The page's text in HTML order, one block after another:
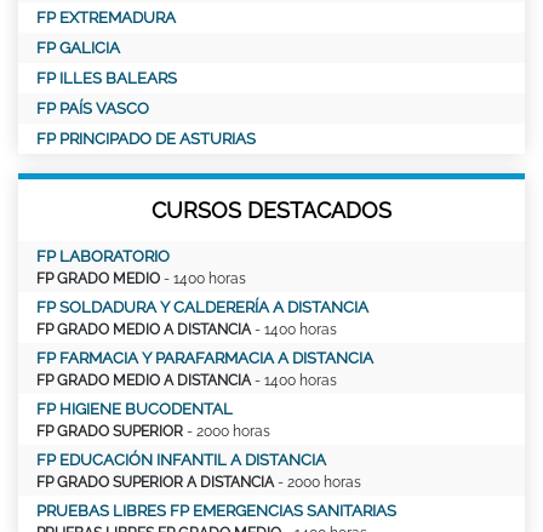
FP EXTREMADURA
FP GALICIA
FP ILLES BALEARS
FP PAÍS VASCO
FP PRINCIPADO DE ASTURIAS
CURSOS DESTACADOS
FP LABORATORIO
FP GRADO MEDIO - 1400 horas
FP SOLDADURA Y CALDERERÍA A DISTANCIA
FP GRADO MEDIO A DISTANCIA - 1400 horas
FP FARMACIA Y PARAFARMACIA A DISTANCIA
FP GRADO MEDIO A DISTANCIA - 1400 horas
FP HIGIENE BUCODENTAL
FP GRADO SUPERIOR - 2000 horas
FP EDUCACIÓN INFANTIL A DISTANCIA
FP GRADO SUPERIOR A DISTANCIA - 2000 horas
PRUEBAS LIBRES FP EMERGENCIAS SANITARIAS